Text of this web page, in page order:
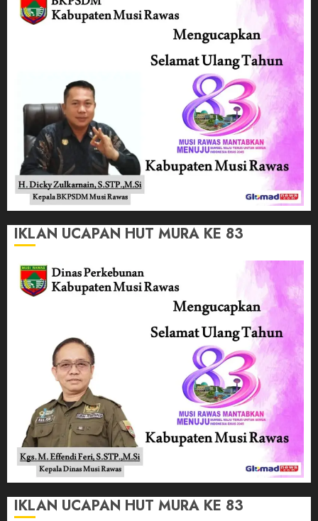
IKLAN UCAPAN HUT MURA KE 83
IKLAN UCAPAN HUT MURA KE 83